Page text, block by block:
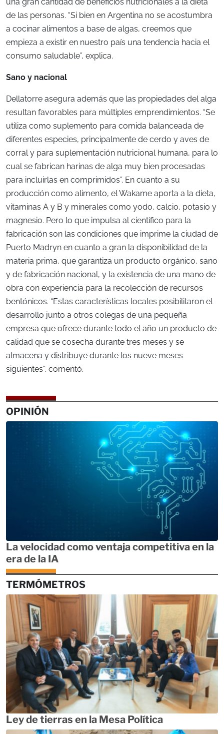
de las personas. “Si bien en Argentina no se acostumbra
a cocinar alimentos a base de algas, creemos que
empieza a existir en nuestro país una tendencia hacia el
consumo saludable”, explica.
Sano y nacional
Dellatorre asegura además que las propiedades del alga
resultan favorables para múltiples emprendimientos. “Se
utiliza como suplemento para comida balanceada de
diferentes especies, principalmente de cerdo y aves de
corral y para suplementación nutricional humana, para lo
cual se fabrican harinas de alga muy bien procesadas
para incluirlas en comprimidos”. En cuanto a su
producción como alimento, el Wakame aporta a la dieta,
vitaminas A y B y minerales como yodo, calcio, potasio y
magnesio. Pero lo que impulsa al científico para la
fabricación son las condiciones que imprime la ciudad de
Puerto Madryn en cuanto a gran la disponibilidad de la
materia prima, que garantiza un producto orgánico, sano
y de fabricación nacional, y la existencia de una mano de
obra con experiencia para la recolección de recursos
bentónicos. “Estas características locales posibilitaron el
desarrollo junto a otros colegas de una pequeña
empresa que ofrece durante todo el año un producto de
calidad que se cosecha durante tres meses y se
almacena y distribuye durante los nueve meses
siguientes”, comentó.
OPINIÓN
La velocidad como ventaja competitiva en la
era de la IA
TERMÓMETROS
Ley de tierras en la Mesa Política